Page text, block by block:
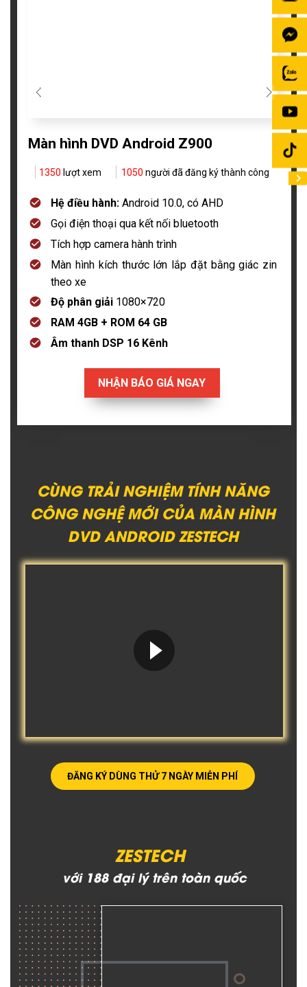
Màn hình DVD Android Z900
1050 người đã đăng ký thành công
1350 lượt xem
NHẬN BÁO GIÁ NGAY
Hệ điều hành: Android 10.0, có AHD
Gọi điện thoại qua kết nối bluetooth
Tích hợp camera hành trình
Màn hình kích thước lớn lắp đặt bằng giác zin
theo xe
Độ phân giải 1080×720
RAM 4GB + ROM 64 GB
Âm thanh DSP 16 Kênh
CÙNG TRẢI NGHIỆM TÍNH NĂNG
CÔNG NGHỆ MỚI CỦA MÀN HÌNH
DVD ANDROID ZESTECH
ĐĂNG KÝ DÙNG THỬ 7 NGÀY MIỄN PHÍ
ZESTECH
với 188 đại lý trên toàn quốc